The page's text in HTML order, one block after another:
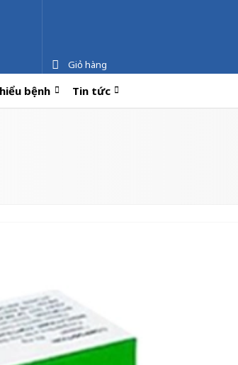
Giỏ hàng
bệnh Tin tức